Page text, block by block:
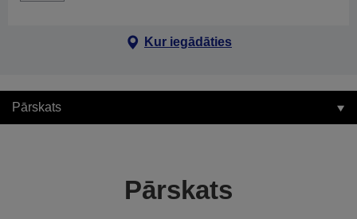
Kur iegādāties
Pārskats
Pārskats